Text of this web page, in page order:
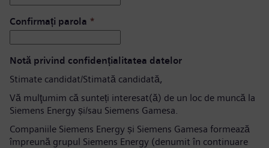
Confirmați parola *
Notă privind confidențialitatea datelor
Stimate candidat/Stimată candidată,
Vă mulţumim că sunteți interesat(ă) de un loc de muncă la
Siemens Energy și/sau Siemens Gamesa.
Companiile Siemens Energy și Siemens Gamesa formează
împreună grupul Siemens Energy (denumit în continuare